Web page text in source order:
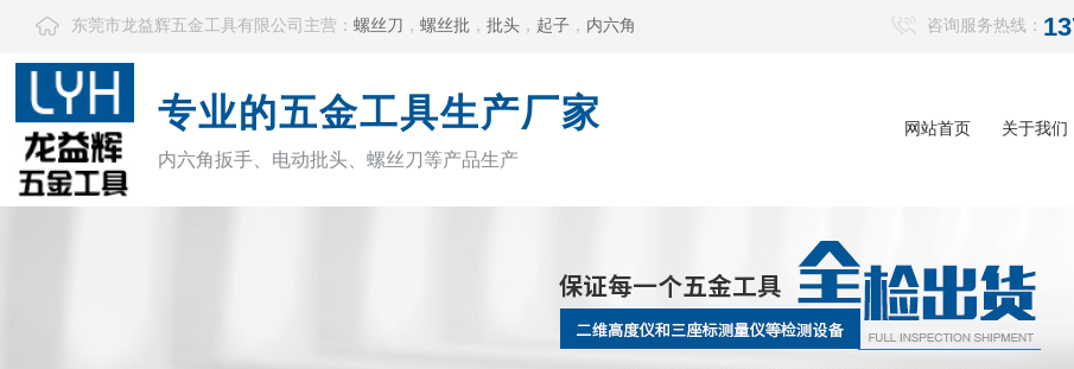
东莞市龙益辉五金工具有限公司主营： 螺丝刀 ， 螺丝批 ， 批头 ， 起子 ， 内六角 咨询服务热线：
专业的五金工具生产厂家
内六角扳手、电动批头、螺丝刀等产品生产
网站首页 关于我们